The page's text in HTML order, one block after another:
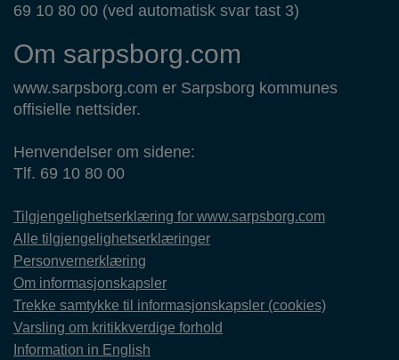
69 10 80 00 (ved automatisk svar tast 3)
Om sarpsborg.com
www.sarpsborg.com er Sarpsborg kommunes
offisielle nettsider.
Henvendelser om sidene:
Tlf. 69 10 80 00
Tilgjengelighetserklæring for www.sarpsborg.com
Alle tilgjengelighetserklæringer
Personvernerklæring
Om informasjonskapsler
Trekke samtykke til informasjonskapsler (cookies)
Varsling om kritikkverdige forhold
Information in English